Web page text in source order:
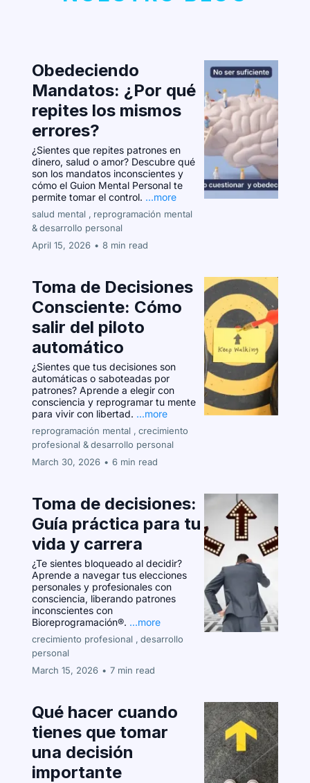
Obedeciendo
Mandatos: ¿Por qué
repites los mismos
errores?
¿Sientes que repites patrones en
dinero, salud o amor? Descubre qué
son los mandatos inconscientes y
cómo el Guion Mental Personal te
permite tomar el control. ...more
salud mental , reprogramación mental
&desarrollo personal
April 15, 2026 • 8 min read
Toma de Decisiones
Consciente: Cómo
salir del piloto
automático
¿Sientes que tus decisiones son
automáticas o saboteadas por
patrones? Aprende a elegir con
consciencia y reprogramar tu mente
para vivir con libertad. ...more
reprogramación mental , crecimiento
profesional &desarrollo personal
March 30, 2026 • 6 min read
Toma de decisiones:
Guía práctica para tu
vida y carrera
¿Te sientes bloqueado al decidir?
Aprende a navegar tus elecciones
personales y profesionales con
consciencia, liberando patrones
inconscientes con
Bioreprogramación®. ...more
crecimiento profesional , desarrollo
personal
March 15, 2026 • 7 min read
Qué hacer cuando
tienes que tomar
una decisión
importante